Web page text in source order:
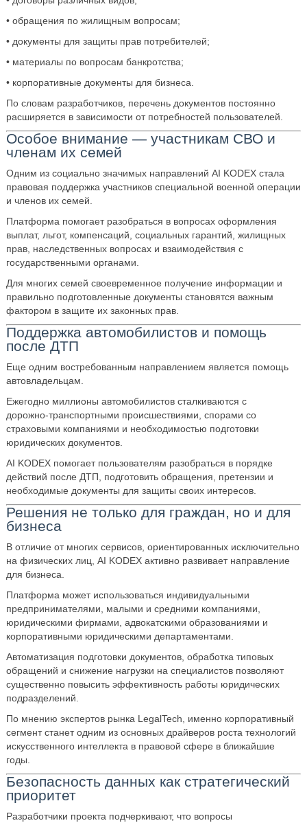
• обращения по жилищным вопросам;
• документы для защиты прав потребителей;
• материалы по вопросам банкротства;
• корпоративные документы для бизнеса.
По словам разработчиков, перечень документов постоянно
расширяется в зависимости от потребностей пользователей.
Особое внимание — участникам СВО и
членам их семей
Одним из социально значимых направлений AI KODEX стала
правовая поддержка участников специальной военной операции
и членов их семей.
Платформа помогает разобраться в вопросах оформления
выплат, льгот, компенсаций, социальных гарантий, жилищных
прав, наследственных вопросах и взаимодействия с
государственными органами.
Для многих семей своевременное получение информации и
правильно подготовленные документы становятся важным
фактором в защите их законных прав.
Поддержка автомобилистов и помощь
после ДТП
Еще одним востребованным направлением является помощь
автовладельцам.
Ежегодно миллионы автомобилистов сталкиваются с
дорожно‑транспортными происшествиями, спорами со
страховыми компаниями и необходимостью подготовки
юридических документов.
AI KODEX помогает пользователям разобраться в порядке
действий после ДТП, подготовить обращения, претензии и
необходимые документы для защиты своих интересов.
Решения не только для граждан, но и для
бизнеса
В отличие от многих сервисов, ориентированных исключительно
на физических лиц, AI KODEX активно развивает направление
для бизнеса.
Платформа может использоваться индивидуальными
предпринимателями, малыми и средними компаниями,
юридическими фирмами, адвокатскими образованиями и
корпоративными юридическими департаментами.
Автоматизация подготовки документов, обработка типовых
обращений и снижение нагрузки на специалистов позволяют
существенно повысить эффективность работы юридических
подразделений.
По мнению экспертов рынка LegalTech, именно корпоративный
сегмент станет одним из основных драйверов роста технологий
искусственного интеллекта в правовой сфере в ближайшие
годы.
Безопасность данных как стратегический
приоритет
Разработчики проекта подчеркивают, что вопросы